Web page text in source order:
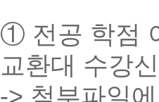
① 전공 학점
교환대 수강
-> 첨부파일